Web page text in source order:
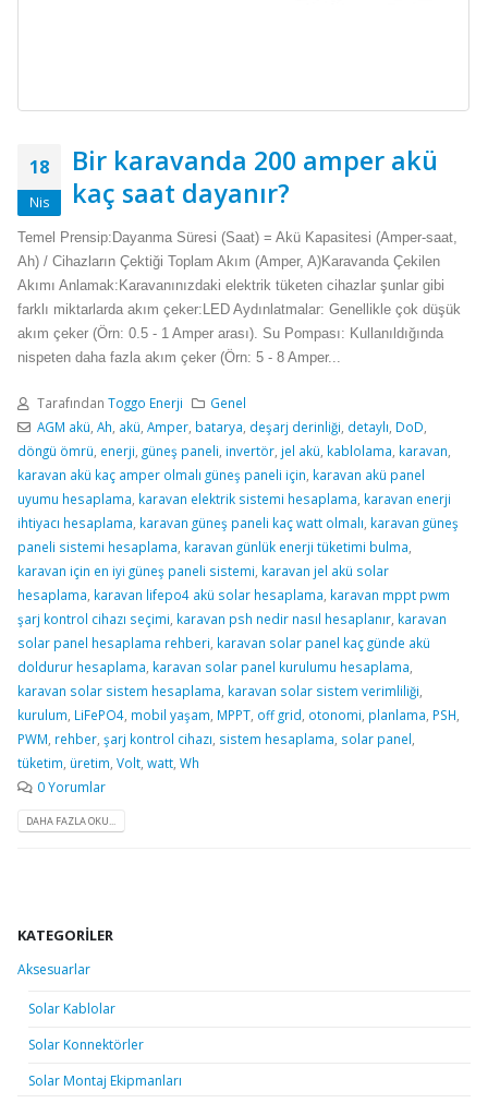
18
Nis
Bir karavanda 200 amper akü
kaç saat dayanır?
Temel Prensip:Dayanma Süresi (Saat) = Akü Kapasitesi (Amper-saat,
Ah) / Cihazların Çektiği Toplam Akım (Amper, A)Karavanda Çekilen
Akımı Anlamak:Karavanınızdaki elektrik tüketen cihazlar şunlar gibi
farklı miktarlarda akım çeker:LED Aydınlatmalar: Genellikle çok düşük
akım çeker (Örn: 0.5 - 1 Amper arası). Su Pompası: Kullanıldığında
nispeten daha fazla akım çeker (Örn: 5 - 8 Amper...
Tarafından Toggo Enerji
Genel
AGM akü Ah akü Amper, batarya deşarj derinliği detaylı DoD
döngü ömrü enerji güneş paneli invertör jel akü kablolama karavan
karavan akü kaç amper olmalı güneş paneli için karavan akü panel
uyumu hesaplama karavan elektrik sistemi hesaplama karavan enerji
ihtiyacı hesaplama karavan güneş paneli kaç watt olmalı karavan güneş
paneli sistemi hesaplama karavan günlük enerji tüketimi bulma
karavan için en iyi güneş paneli sistemi karavan jel akü solar
hesaplama karavan lifepo4 akü solar hesaplama karavan mppt pwm
şarj kontrol cihazı seçimi karavan psh nedir nasıl hesaplanır karavan
solar panel hesaplama rehberi karavan solar panel kaç günde akü
doldurur hesaplama karavan solar panel kurulumu hesaplama
karavan solar sistem hesaplama karavan solar sistem verimliliği
kurulum LiFePO4 mobil yaşam MPPT off grid otonomi planlama PSH
PWM rehber şarj kontrol cihazı sistem hesaplama solar panel
tüketim üretim Volt watt Wh
0 Yorumlar
DAHA FAZLA OKU...
KATEGORILER
Aksesuarlar
Solar Kablolar
Solar Konnektörler
Solar Montaj Ekipmanları